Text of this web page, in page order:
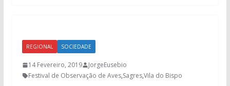
REGIONAL SOCIEDADE
14 Fevereiro, 2019
JorgeEusebio
Festival de Observação de Aves,Sagres,Vila do Bispo